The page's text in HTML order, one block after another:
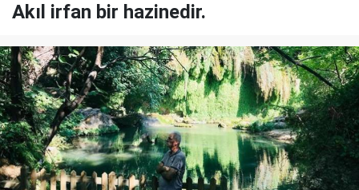
Akıl irfan bir hazinedir.